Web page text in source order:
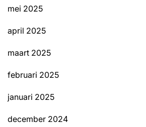
mei 2025
april 2025
maart 2025
februari 2025
januari 2025
december 2024